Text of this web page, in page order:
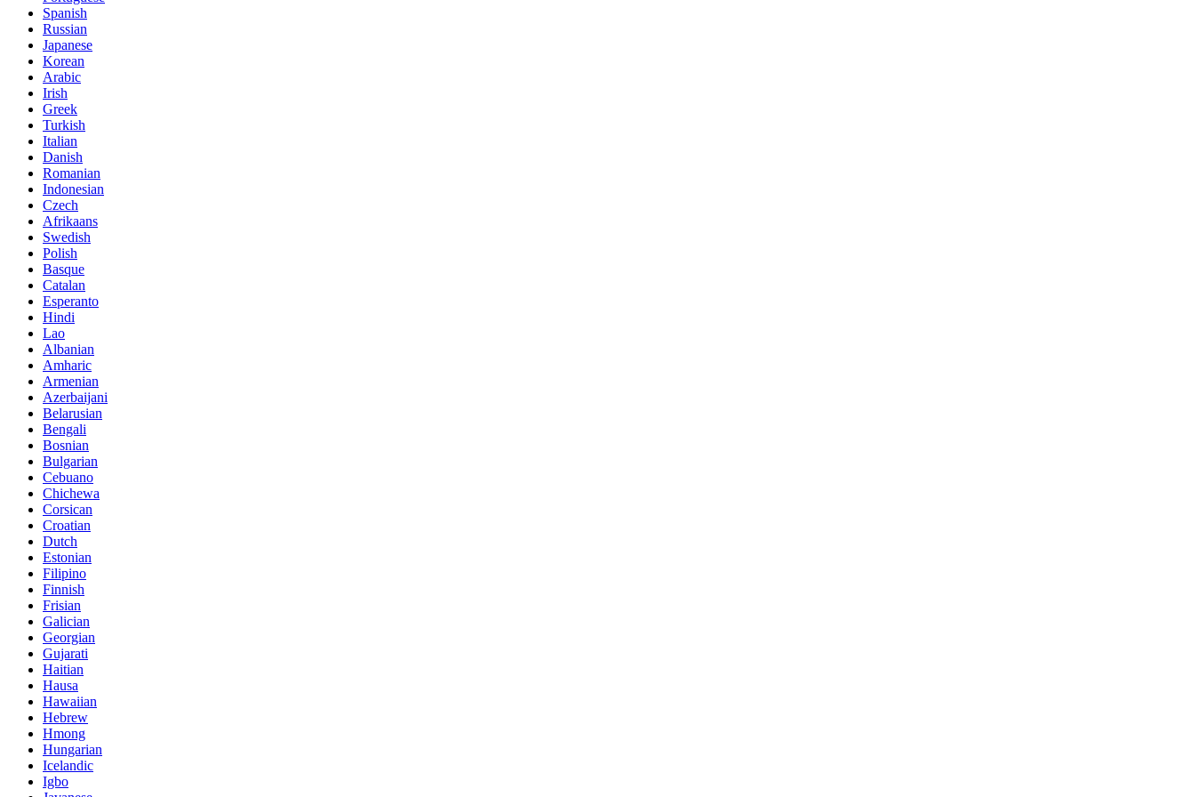
Spanish
Russian
Japanese
Korean
Arabic
Irish
Greek
Turkish
Italian
Danish
Romanian
Indonesian
Czech
Afrikaans
Swedish
Polish
Basque
Catalan
Esperanto
Hindi
Lao
Albanian
Amharic
Armenian
Azerbaijani
Belarusian
Bengali
Bosnian
Bulgarian
Cebuano
Chichewa
Corsican
Croatian
Dutch
Estonian
Filipino
Finnish
Frisian
Galician
Georgian
Gujarati
Haitian
Hausa
Hawaiian
Hebrew
Hmong
Hungarian
Icelandic
Igbo